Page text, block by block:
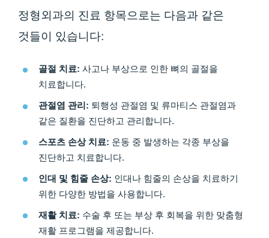
정형외과의 진료 항목으로는 다음과 같은
것들이 있습니다:
골절 치료: 사고나 부상으로 인한 뼈의 골절을
치료합니다.
관절염 관리: 퇴행성 관절염 및 류마티스 관절염과
같은 질환을 진단하고 관리합니다.
스포츠 손상 치료: 운동 중 발생하는 각종 부상을
진단하고 치료합니다.
인대 및 힘줄 손상: 인대나 힘줄의 손상을 치료하기
위한 다양한 방법을 사용합니다.
재활 치료: 수술 후 또는 부상 후 회복을 위한 맞춤형
재활 프로그램을 제공합니다.